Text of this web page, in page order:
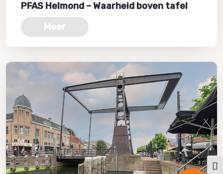
PFAS Helmond – Waarheid boven tafel
Meer